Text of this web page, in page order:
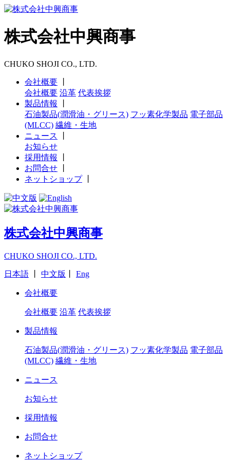
株式会社中興商事
CHUKO SHOJI CO., LTD.
会社概要
会社概要 沿革 代表挨拶
製品情報
石油製品(潤滑油・グリース) フッ素化学製品 電子部品
(MLCC) 繊維・生地
ニュース
お知らせ
採用情報
お問合せ
ネットショップ
株式会社中興商事
CHUKO SHOJI CO., LTD.
日本語 中文版 Eng
会社概要
会社概要 沿革 代表挨拶
製品情報
石油製品(潤滑油・グリース) フッ素化学製品 電子部品
(MLCC) 繊維・生地
ニュース
お知らせ
採用情報
お問合せ
ネットショップ